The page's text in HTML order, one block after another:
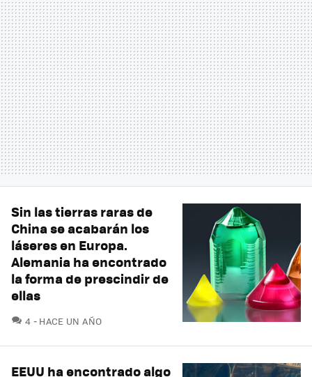
Sin las tierras raras de
China se acabarán los
láseres en Europa.
Alemania ha encontrado
la forma de prescindir de
ellas
4 COMENTARIOS
HACE UN AÑO
EEUU ha encontrado algo